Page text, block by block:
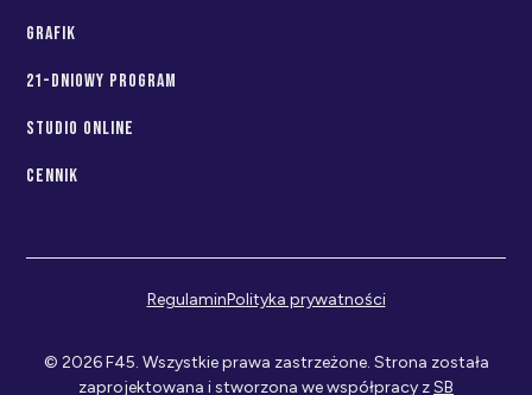
Grafik
21-dniowy program
Studio Online
Cennik
© 2026 F45. Wszystkie prawa zastrzeżone. Strona została
zaprojektowana i stworzona we współpracy zSB
RegulaminPolityka prywatności